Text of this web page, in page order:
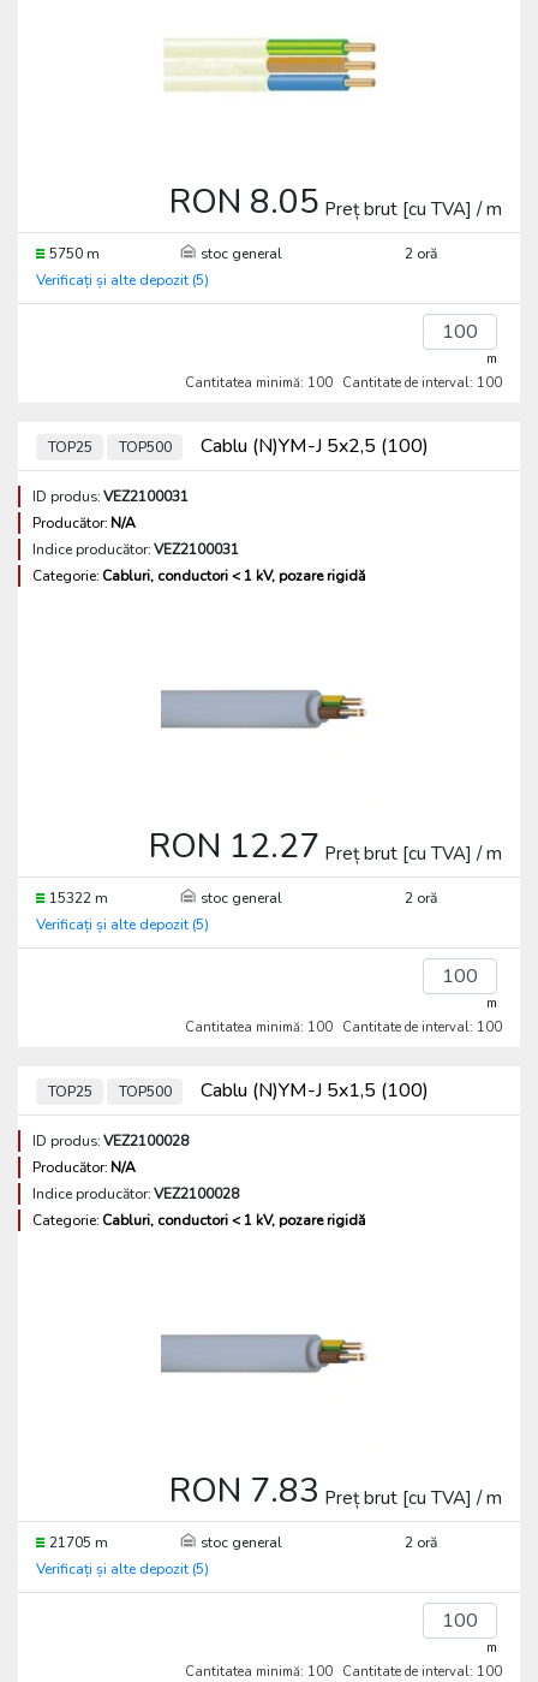
RON 8.05 Preț brut [cu TVA] / m
5750 m stoc general
2 oră
Verificați și alte depozit (5)
m
Cantitatea minimă: 100 Cantitate de interval: 100
TOP25 TOP500 Cablu (N)YM-J 5x2,5 (100)
ID produs:VEZ2100031
Producător:N/A
Indice producător:VEZ2100031
Categorie: Cabluri, conductori < 1 kV, pozare rigidă
RON 12.27 Preț brut [cu TVA] / m
15322 m stoc general
2 oră
Verificați și alte depozit (5)
m
Cantitatea minimă: 100 Cantitate de interval: 100
TOP25 TOP500 Cablu (N)YM-J 5x1,5 (100)
ID produs:VEZ2100028
Producător:N/A
Indice producător:VEZ2100028
Categorie: Cabluri, conductori < 1 kV, pozare rigidă
RON 7.83 Preț brut [cu TVA] / m
21705 m stoc general
2 oră
Verificați și alte depozit (5)
m
Cantitatea minimă: 100 Cantitate de interval: 100